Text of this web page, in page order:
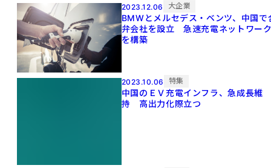
2023.12.06 大企業
BMWとメルセデス・ベンツ、中国で
弁会社を設立 急速充電ネットワー
を構築
2023.10.06 特集
中国のＥＶ充電インフラ、急成長維
持 高出力化際立つ